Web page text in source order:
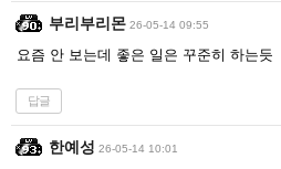
부리부리몬 26-05-14 09:55
요즘 안 보는데 좋은 일은 꾸준히 하는듯
답글
한예성 26-05-14 10:01